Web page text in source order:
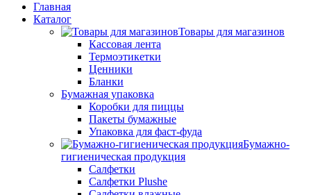
Главная
Каталог
Товары для магазинов
Кассовая лента
Термоэтикетки
Ценники
Бланки
Бумажная упаковка
Коробки для пиццы
Пакеты бумажные
Упаковка для фаст-фуда
Бумажно-
гигиеническая продукция
Салфетки
Салфетки Plushe